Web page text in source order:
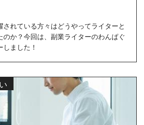
されている方々はどうやってライターと
のか？今回は、副業ライターのわんぱぐ
ました！